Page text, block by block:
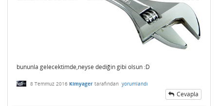
bununla gelecektimde,neyse dediğin gibi olsun :D
8 Temmuz 2016 Kimyager tarafından yorumlandı
Cevapla